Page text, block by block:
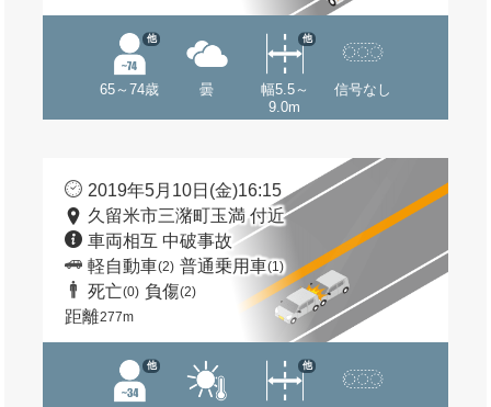
65～74歳
他
曇
幅5.5～
9.0m
他
信号なし
2019年5月10日(金)16:15
久留米市三潴町玉満 付近
車両相互 中破事故
軽自動車(2) 普通乗用車(1)
死亡(0) 負傷(2)
距離277m
他 他